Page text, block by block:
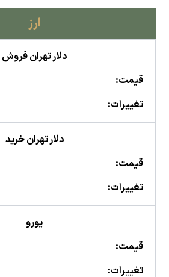
ارز
دلار تهران فروش
قیمت:
تغییرات:
دلار تهران خرید
قیمت:
تغییرات:
یورو
قیمت:
تغییرات: